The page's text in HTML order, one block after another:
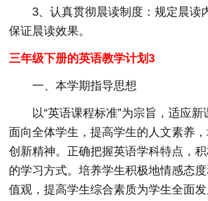
3、认真贯彻晨读制度：规定晨读
保证晨读效果。
三年级下册的英语教学计划3
一、本学期指导思想
以“英语课程标准”为宗旨，适应新
面向全体学生，提高学生的人文素养
创新精神。正确把握英语学科特点，
的学习方式。培养学生积极地情感态
值观，提高学生综合素质为学生全面